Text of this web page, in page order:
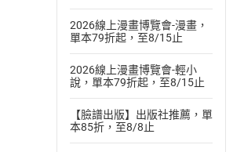
2026線上漫畫博覽會-漫畫，
單本79折起，至8/15止
2026線上漫畫博覽會-輕小
說，單本79折起，至8/15止
【臉譜出版】出版社推薦，單
本85折，至8/8止